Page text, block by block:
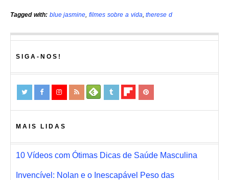
rotina de uma rua de
verdadeira trama não está
Tagged with: blue jasmine,filmes sobre a vida,therese d
SIGA-NOS!
MAIS LIDAS
10 Vídeos com Ótimas Dicas de Saúde Masculina
Invencível: Nolan e o Inescapável Peso das